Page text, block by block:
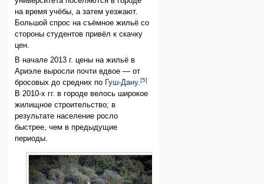
на время учёбы, а затем уезжают.
Большой спрос на съёмное жильё со
стороны студентов привёл к скачку
цен.
В начале 2013 г. цены на жильё в
Ариэле выросли почти вдвое — от
бросовых до средних по
Гуш-Дану.[5]
В 2010-х гг. в городе велось широкое
жилищное строительство; в
результате население росло
быстрее, чем в предыдущие
периоды.